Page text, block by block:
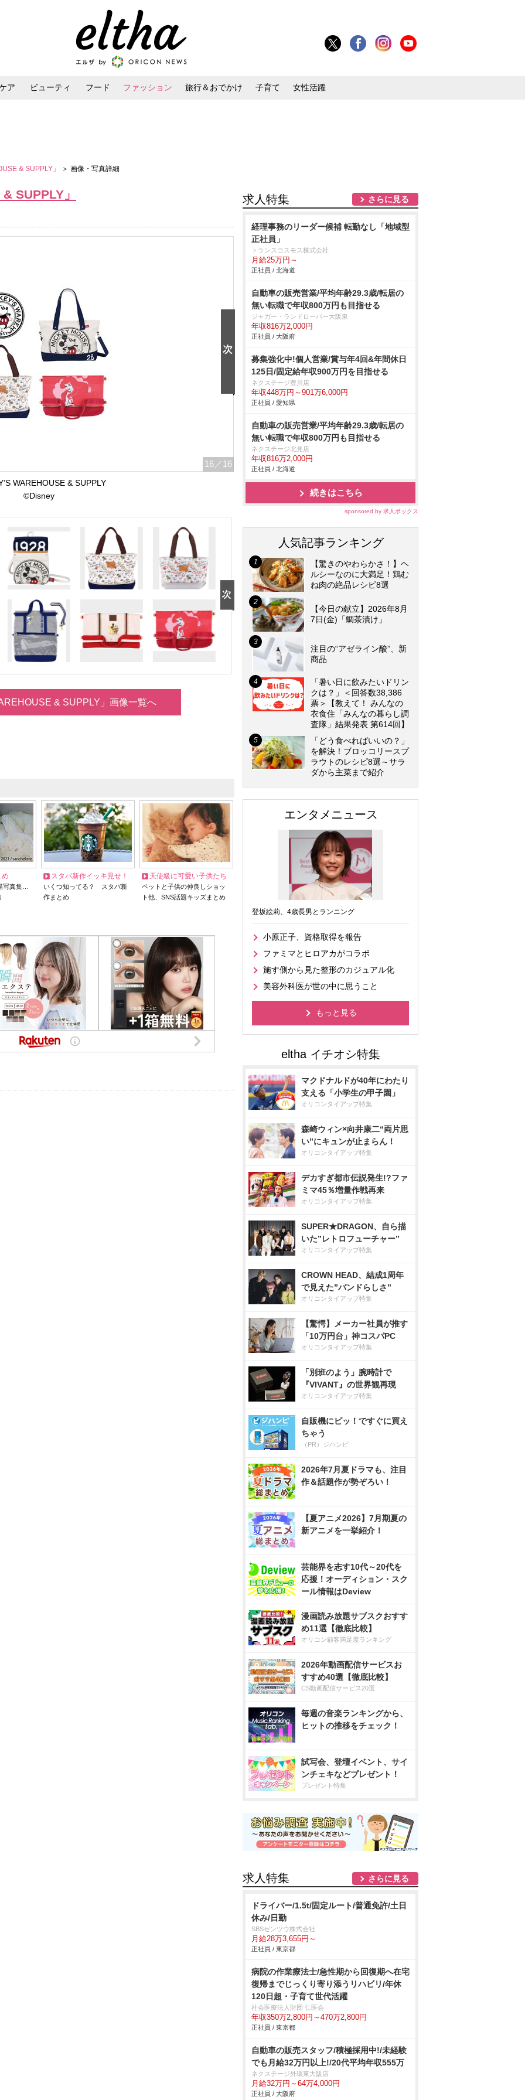
ア ビューティ フード ファッション 旅行＆おでかけ 子育て 女性活躍
& SUPPLY」 ＞ 画像・写真詳細
SUPPLY」
16 ／16
WAREHOUSE & SUPPLY
©Disney
& SUPPLY」画像一覧へ
め
写真集…
スタバ新作イッキ見せ！
いくつ知ってる？ スタバ新
作まとめ
天使級に可愛い子供たち
ペットと子供の仲良しショッ
ト他、SNS話題キッズまとめ
求人特集 さらに見る
経理事務のリーダー候補 転勤なし「地域型
正社員」
トランスコスモス株式会社
月給25万円～
正社員 / 北海道
自動車の販売営業/平均年齢29.3歳/転居の
無い転職で年収800万円も目指せる
ジャガー・ランドローバー大阪東
年収816万2,000円
正社員 / 大阪府
募集強化中!個人営業/賞与年4回&年間休日
125日/固定給年収900万円を目指せる
ネクステージ豊川店
年収448万円～901万6,000円
正社員 / 愛知県
自動車の販売営業/平均年齢29.3歳/転居の
無い転職で年収800万円も目指せる
ネクステージ北見店
年収816万2,000円
正社員 / 北海道
続きはこちら
sponsored by 求人ボックス
人気記事ランキング
【驚きのやわらかさ！】ヘ
ルシーなのに大満足！鶏む
ね肉の絶品レシピ8選
【今日の献立】2026年8月
7日(金)「鯛茶漬け」
注目の“アゼライン酸”、新
商品
「暑い日に飲みたいドリン
クは？」＜回答数38,386
票＞【教えて！ みんなの
衣食住「みんなの暮らし調
査隊」結果発表 第614回】
「どう食べればいいの？」
を解決！ブロッコリースプ
ラウトのレシピ8選～サラ
ダから主菜まで紹介
エンタメニュース
登坂絵莉、4歳長男とランニング
小原正子、資格取得を報告
ファミマとヒロアカがコラボ
施す側から見た整形のカジュアル化
美容外科医が世の中に思うこと
もっと見る
マクドナルドが40年にわたり
支える「小学生の甲子園」
オリコンタイアップ特集
森崎ウィン×向井康二“両片思
い”にキュンが止まらん！
オリコンタイアップ特集
デカすぎ都市伝説発生!?ファ
ミマ45％増量作戦再来
オリコンタイアップ特集
SUPER★DRAGON、自ら描
いた”レトロフューチャー”
オリコンタイアップ特集
CROWN HEAD、結成1周年
で見えた”バンドらしさ”
オリコンタイアップ特集
【驚愕】メーカー社員が推す
「10万円台」神コスパPC
オリコンタイアップ特集
「別班のよう」腕時計で
『VIVANT』の世界観再現
オリコンタイアップ特集
自販機にピッ！ですぐに買え
ちゃう
（PR）ジハンピ
2026年7月夏ドラマも、注目
作＆話題作が勢ぞろい！
【夏アニメ2026】7月期夏の
新アニメを一挙紹介！
芸能界を志す10代～20代を
応援！オーディション・スク
ール情報はDeview
漫画読み放題サブスクおすす
め11選【徹底比較】
オリコン顧客満足度ランキング
2026年動画配信サービスお
すすめ40選【徹底比較】
CS動画配信サービス20選
毎週の音楽ランキングから、
ヒットの推移をチェック！
試写会、登壇イベント、サイ
ンチェキなどプレゼント！
プレゼント特集
求人特集 さらに見る
ドライバー/1.5t/固定ルート/普通免許/土日
休み/日勤
SBSゼンツウ株式会社
月給28万3,655円～
正社員 / 東京都
病院の作業療法士/急性期から回復期へ在宅
復帰までじっくり寄り添うリハビリ/年休
120日超・子育て世代活躍
社会医療法人財団 仁医会
年収350万2,800円～470万2,800円
正社員 / 東京都
自動車の販売スタッフ/積極採用中!/未経験
でも月給32万円以上!/20代平均年収555万
ネクステージ外環東大阪店
月給32万円～64万4,000円
正社員 / 大阪府